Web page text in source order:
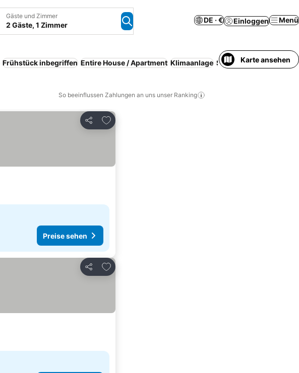
Gäste und Zimmer
2 Gäste, 1 Zimmer
DE · € Einloggen Menü
Frühstück inbegriffen Entire House / Apartment Klimaanlage Serviced apartment
Karte ansehen
So beeinflussen Zahlungen an uns unser Ranking
Teilen
Zu Favoriten hinzufügen
Preise sehen
Teilen
Zu Favoriten hinzufügen